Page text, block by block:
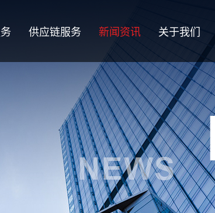
供应链服务 新闻资讯 关于我们